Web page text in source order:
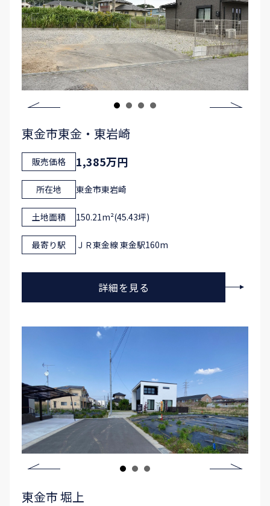
東金市東金・東岩崎
販売価格 1,385万円
所在地 東金市東岩崎
土地面積 150.21m²(45.43坪)
最寄り駅 ＪＲ東金線 東金駅160m
詳細を見る
東金市 堀上